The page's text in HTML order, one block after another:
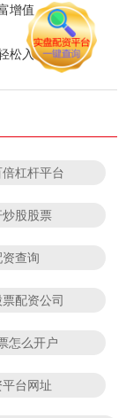
增值
轻松入市
杠杆平台
股股票
查询
配资公司
怎么开户
台网址